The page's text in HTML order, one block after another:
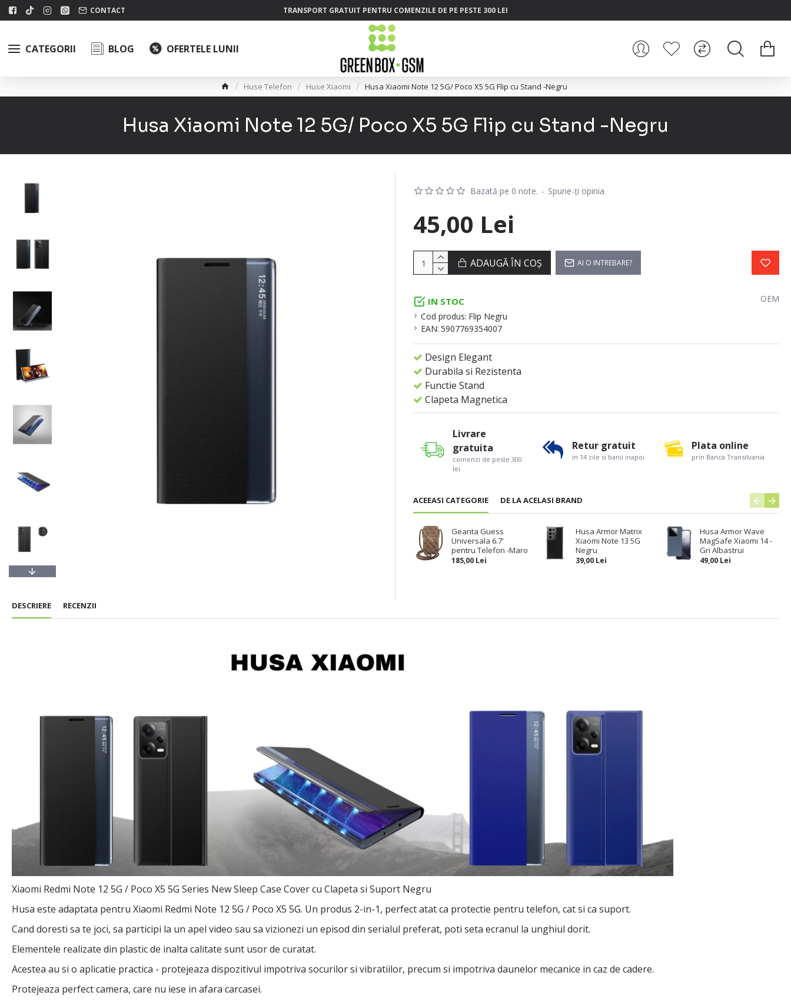
CONTACT TRANSPORT GRATUIT PENTRU COMENZILE DE PE PESTE 300 LEI
CATEGORII BLOG OFERTELE LUNII
Huse Telefon Huse Xiaomi Husa Xiaomi Note 12 5G/ Poco X5 5G Flip cu Stand -Negru
Husa Xiaomi Note 12 5G/ Poco X5 5G Flip cu Stand -Negru
IN STOC
Cod produs: Flip Negru
EAN: 5907769354007
OEM
Design Elegant
Durabila si Rezistenta
Functie Stand
Clapeta Magnetica
Bazată pe 0 note. - Spune-ţi opinia
45,00 Lei
ADAUGĂ ÎN COŞ AI O INTREBARE?
ACEEASI CATEGORIE DE LA ACELASI BRAND
Geanta Guess
Universala 6.7'
pentru Telefon -Maro
185,00 Lei
Husa Armor Matrix
Xiaomi Note 13 5G
Negru
39,00 Lei
Husa Armor Wave
MagSafe Xiaomi 14 -
Gri Albastrui
49,00 Lei
Livrare
gratuita
comenzi de peste 300
lei
Retur gratuit
in 14 zile si banii inapoi
Plata online
prin Banca Transilvania
DESCRIERE RECENZII
Xiaomi Redmi Note 12 5G / Poco X5 5G Series New Sleep Case Cover cu Clapeta si Suport Negru
Husa este adaptata pentru Xiaomi Redmi Note 12 5G / Poco X5 5G. Un produs 2-in-1, perfect atat ca protectie pentru telefon, cat si ca suport.
Cand doresti sa te joci, sa participi la un apel video sau sa vizionezi un episod din serialul preferat, poti seta ecranul la unghiul dorit.
Elementele realizate din plastic de inalta calitate sunt usor de curatat.
Acestea au si o aplicatie practica - protejeaza dispozitivul impotriva socurilor si vibratiilor, precum si impotriva daunelor mecanice in caz de cadere.
Protejeaza perfect camera, care nu iese in afara carcasei.